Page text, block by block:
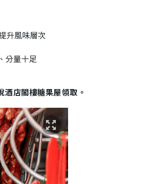
升風味層次
分量十足
店閣樓糖果屋領取。